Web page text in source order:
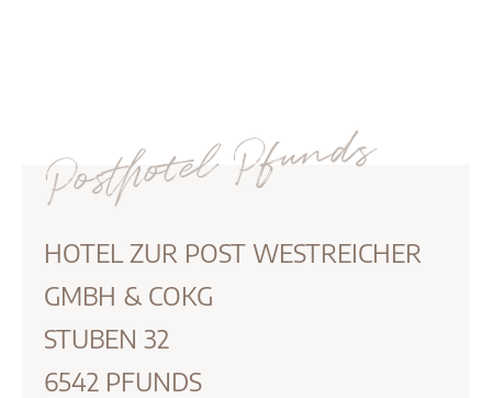
Posthotel Pfunds
HOTEL ZUR POST WESTREICHER
GMBH & COKG
STUBEN 32
6542 PFUNDS